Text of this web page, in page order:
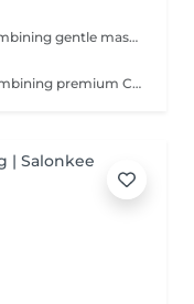
A deeply relaxing full-body massage combining gentle massage techniques with carefully selected aromatic essential oils. The soothing aromas and flowing movements help ease muscle tension, reduce stress, calm the mind, and promote a lasting sense of well-being.
A contemporary wellness treatment combining premium CBD-infused oils with relaxing massage techniques. Designed for those seeking a peaceful pause from a busy lifestyle, this treatment helps soften muscular tension and encourages deep physical comfort.